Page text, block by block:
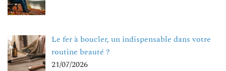
Le fer à boucler, un indispensable dans votre
routine beauté ?
21/07/2026